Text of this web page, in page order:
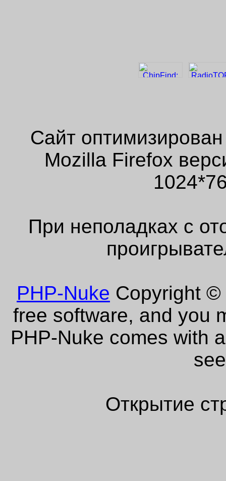
Сайт
Mozilla Firefox
При неполадках с
PHP-Nuke Copyright ©
free software, and you
PHP-Nuke comes with
Открытие